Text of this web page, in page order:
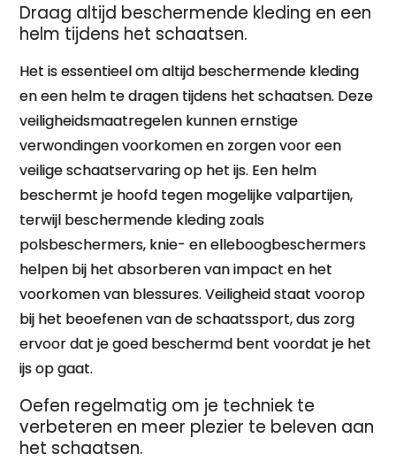
Draag altijd beschermende kleding en een
helm tijdens het schaatsen.
Het is essentieel om altijd beschermende kleding
en een helm te dragen tijdens het schaatsen. Deze
veiligheidsmaatregelen kunnen ernstige
verwondingen voorkomen en zorgen voor een
veilige schaatservaring op het ijs. Een helm
beschermt je hoofd tegen mogelijke valpartijen,
terwijl beschermende kleding zoals
polsbeschermers, knie- en elleboogbeschermers
helpen bij het absorberen van impact en het
voorkomen van blessures. Veiligheid staat voorop
bij het beoefenen van de schaatssport, dus zorg
ervoor dat je goed beschermd bent voordat je het
ijs op gaat.
Oefen regelmatig om je techniek te
verbeteren en meer plezier te beleven aan
het schaatsen.